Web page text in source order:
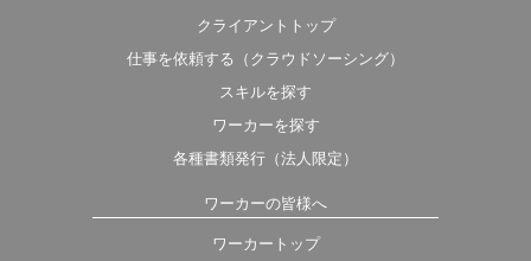
クライアントトップ
仕事を依頼する（クラウドソーシング）
スキルを探す
ワーカーを探す
各種書類発行（法人限定）
ワーカーの皆様へ
ワーカートップ